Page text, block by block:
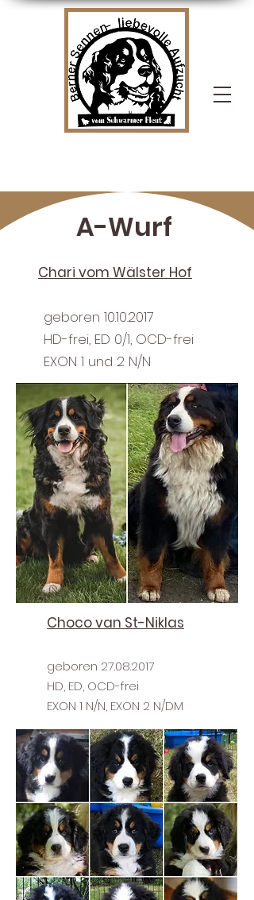
A-Wurf
Chari vom Wälster Hof
geboren 10.10.2017
HD-frei, ED 0/1, OCD-frei
EXON 1 und 2 N/N
Choco van St-Niklas
geboren 27.08.2017
HD, ED, OCD-frei
EXON 1 N/N, EXON 2 N/DM